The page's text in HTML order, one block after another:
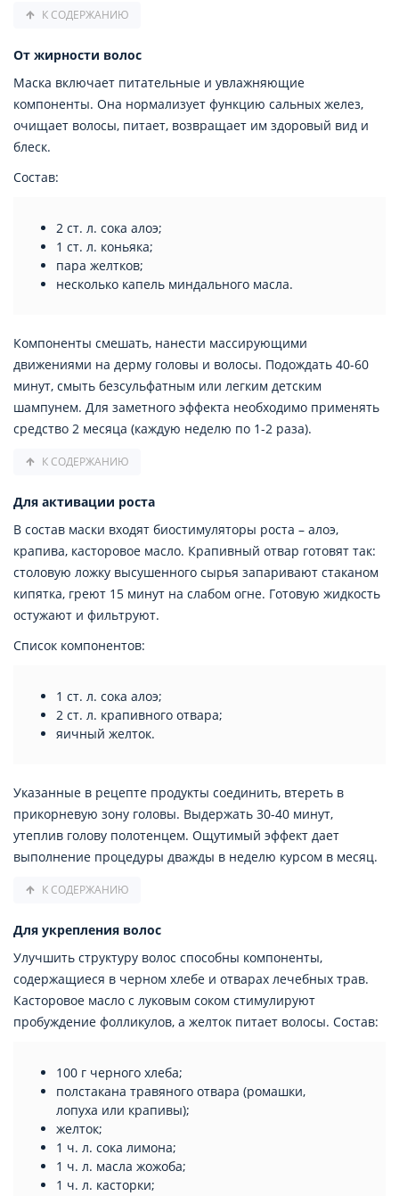
К СОДЕРЖАНИЮ
От жирности волос
Маска включает питательные и увлажняющие
компоненты. Она нормализует функцию сальных желез,
очищает волосы, питает, возвращает им здоровый вид и
блеск.
Состав:
2 ст. л. сока алоэ;
1 ст. л. коньяка;
пара желтков;
несколько капель миндального масла.
Компоненты смешать, нанести массирующими
движениями на дерму головы и волосы. Подождать 40-60
минут, смыть безсульфатным или легким детским
шампунем. Для заметного эффекта необходимо применять
средство 2 месяца (каждую неделю по 1-2 раза).
К СОДЕРЖАНИЮ
Для активации роста
В состав маски входят биостимуляторы роста – алоэ,
крапива, касторовое масло. Крапивный отвар готовят так:
столовую ложку высушенного сырья запаривают стаканом
кипятка, греют 15 минут на слабом огне. Готовую жидкость
остужают и фильтруют.
Список компонентов:
1 ст. л. сока алоэ;
2 ст. л. крапивного отвара;
яичный желток.
Указанные в рецепте продукты соединить, втереть в
прикорневую зону головы. Выдержать 30-40 минут,
утеплив голову полотенцем. Ощутимый эффект дает
выполнение процедуры дважды в неделю курсом в месяц.
К СОДЕРЖАНИЮ
Для укрепления волос
Улучшить структуру волос способны компоненты,
содержащиеся в черном хлебе и отварах лечебных трав.
Касторовое масло с луковым соком стимулируют
пробуждение фолликулов, а желток питает волосы. Состав:
100 г черного хлеба;
полстакана травяного отвара (ромашки,
лопуха или крапивы);
желток;
1 ч. л. сока лимона;
1 ч. л. масла жожоба;
1 ч. л. касторки;